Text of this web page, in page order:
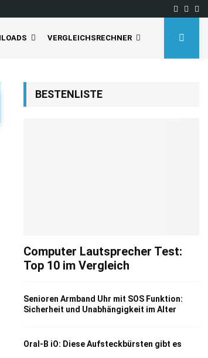
VERGLEICHSRECHNER
BESTENLISTE
Computer Lautsprecher Test:
Top 10 im Vergleich
Senioren Armband Uhr mit SOS Funktion:
Sicherheit und Unabhängigkeit im Alter
Oral-B iO: Diese Aufsteckbürsten gibt es